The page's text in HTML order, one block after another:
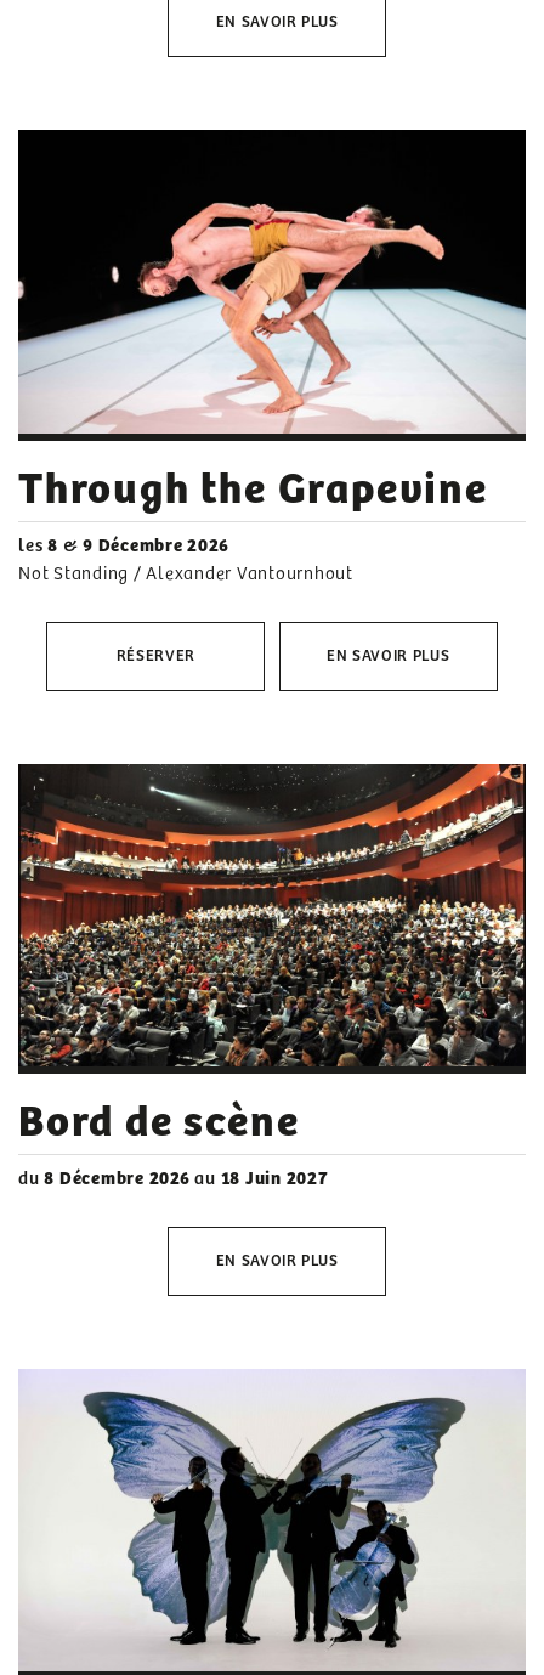
EN SAVOIR PLUS
Through the Grapevine
les 8 & 9 Décembre 2026
Not Standing / Alexander Vantournhout
RÉSERVER EN SAVOIR PLUS
Bord de scène
du8 Décembre 2026au 18 Juin 2027
EN SAVOIR PLUS